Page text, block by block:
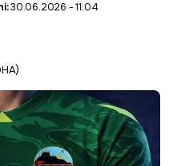
30.06.2026 - 11:04